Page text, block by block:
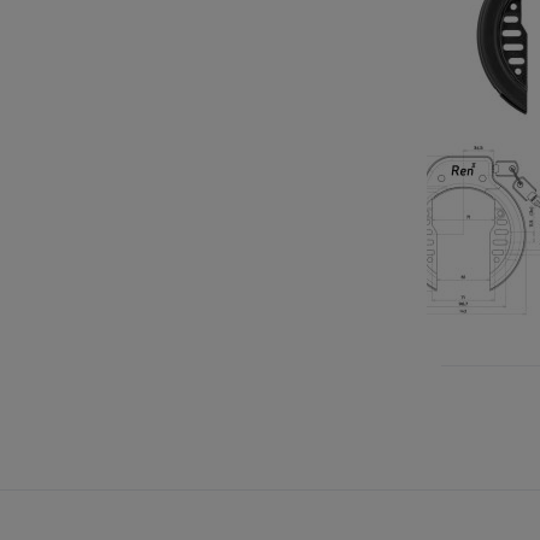
Niet op
VOEG
AAN
OM